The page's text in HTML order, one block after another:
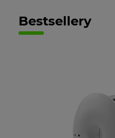
Bestsellery